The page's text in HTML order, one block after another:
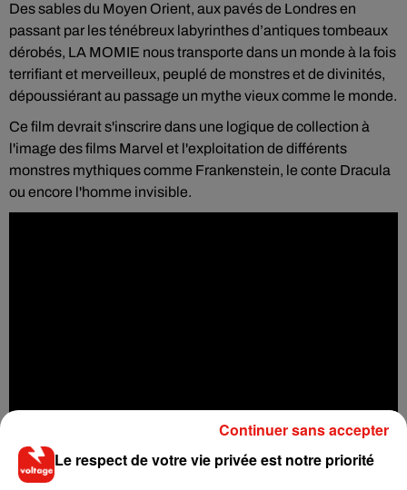
Des sables du Moyen Orient, aux pavés de Londres en
passant par les ténébreux labyrinthes d’antiques tombeaux
dérobés, LA MOMIE nous transporte dans un monde à la fois
terrifiant et merveilleux, peuplé de monstres et de divinités,
dépoussiérant au passage un mythe vieux comme le monde.
Ce film devrait s'inscrire dans une logique de collection à
l'image des films Marvel et l'exploitation de différents
monstres mythiques comme Frankenstein, le conte Dracula
ou encore l'homme invisible.
Le respect de votre vie privée est notre priorité
Continuer sans accepter